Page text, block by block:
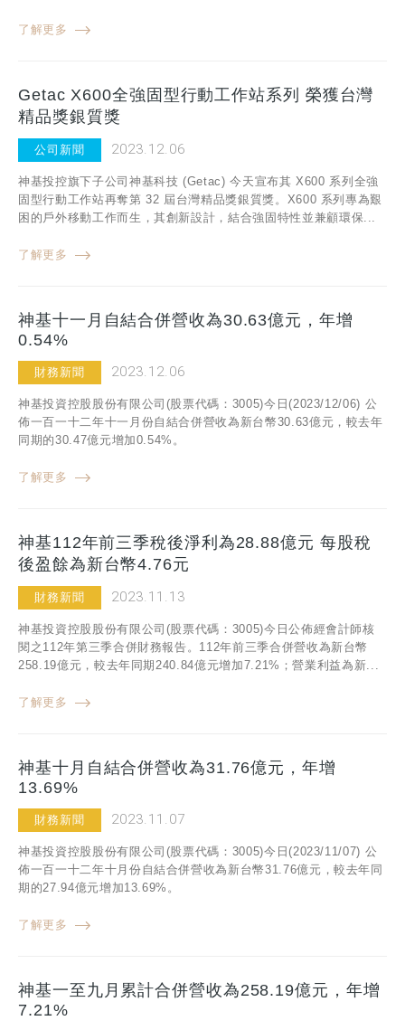
了解更多
Getac X600全強固型行動工作站系列 榮獲台灣
精品獎銀質獎
公司新聞 2023.12.06
神基投控旗下子公司神基科技 (Getac) 今天宣布其 X600 系列全強
固型行動工作站再奪第 32 屆台灣精品獎銀質獎。X600 系列專為艱
困的戶外移動工作而生，其創新設計，結合強固特性並兼顧環保...
了解更多
神基十一月自結合併營收為30.63億元，年增
0.54%
財務新聞 2023.12.06
神基投資控股股份有限公司(股票代碼：3005)今日(2023/12/06) 公
佈一百一十二年十一月份自結合併營收為新台幣30.63億元，較去年
同期的30.47億元增加0.54%。
了解更多
神基112年前三季稅後淨利為28.88億元 每股稅
後盈餘為新台幣4.76元
財務新聞 2023.11.13
神基投資控股股份有限公司(股票代碼：3005)今日公佈經會計師核
閱之112年第三季合併財務報告。112年前三季合併營收為新台幣
258.19億元，較去年同期240.84億元增加7.21%；營業利益為新...
了解更多
神基十月自結合併營收為31.76億元，年增
13.69%
財務新聞 2023.11.07
神基投資控股股份有限公司(股票代碼：3005)今日(2023/11/07) 公
佈一百一十二年十月份自結合併營收為新台幣31.76億元，較去年同
期的27.94億元增加13.69%。
了解更多
神基一至九月累計合併營收為258.19億元，年增
7.21%